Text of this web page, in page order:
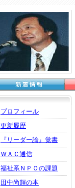
プロフィール
更新履歴
『リーダー論』覚書
ＷＡＣ通信
福祉系ＮＰＯの課題
田中尚輝の本